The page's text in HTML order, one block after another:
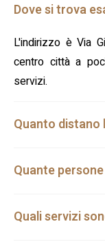
Dove si trova
L'indirizzo è Via
centro città a
servizi.
Quanto distano
Quante
Quali servizi